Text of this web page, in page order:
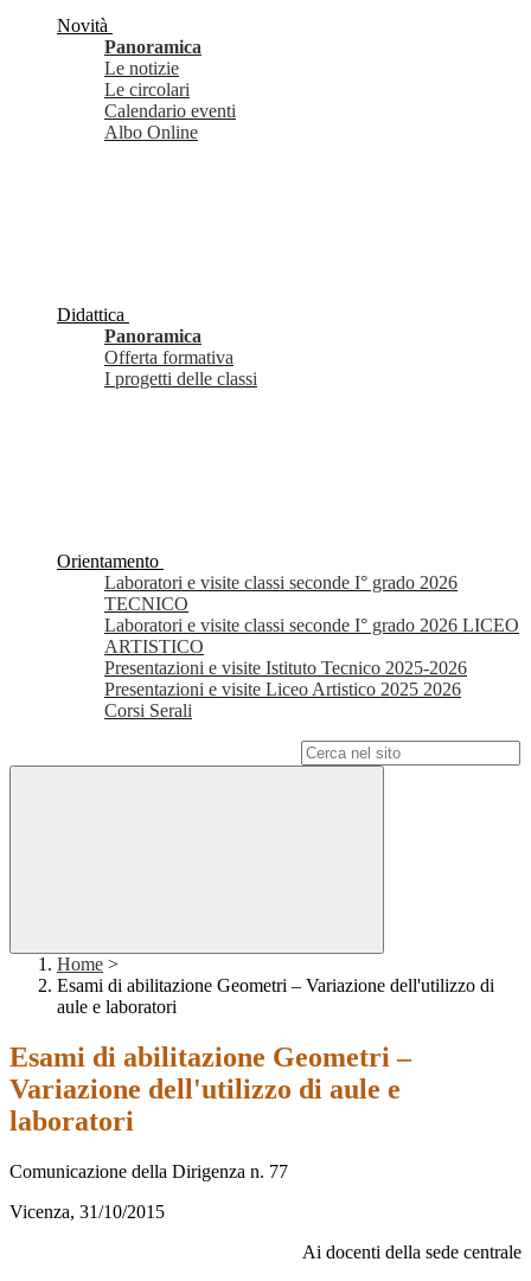
Novità
Panoramica
Le notizie
Le circolari
Calendario eventi
Albo Online
Didattica
Panoramica
Offerta formativa
I progetti delle classi
Orientamento
Laboratori e visite classi seconde I° grado 2026
TECNICO
Laboratori e visite classi seconde I° grado 2026 LICEO
ARTISTICO
Presentazioni e visite Istituto Tecnico 2025-2026
Presentazioni e visite Liceo Artistico 2025 2026
Corsi Serali
Home >
Esami di abilitazione Geometri – Variazione dell'utilizzo di
aule e laboratori
Esami di abilitazione Geometri –
Variazione dell'utilizzo di aule e
laboratori
Comunicazione della Dirigenza n. 77
Vicenza, 31/10/2015
Ai docenti della sede centrale